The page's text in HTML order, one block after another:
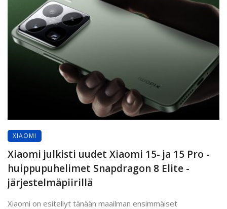
XIAOMI
Xiaomi julkisti uudet Xiaomi 15- ja 15 Pro -
huippupuhelimet Snapdragon 8 Elite -
järjestelmäpiirillä
Xiaomi on esitellyt tänään maailman ensimmäiset